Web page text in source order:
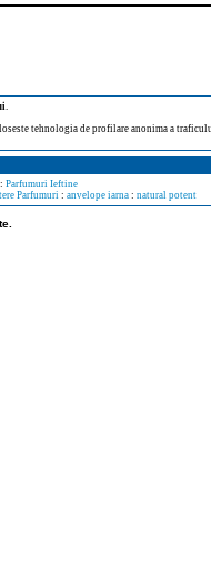
.
tehnologia de profilare anonima a
: Parfumuri Ieftine
Parfumuri: anvelope iarna : natural potent